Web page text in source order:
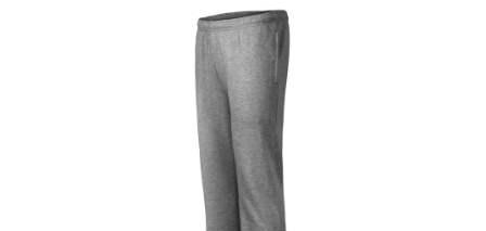
5-
ből
0,0
csillag.